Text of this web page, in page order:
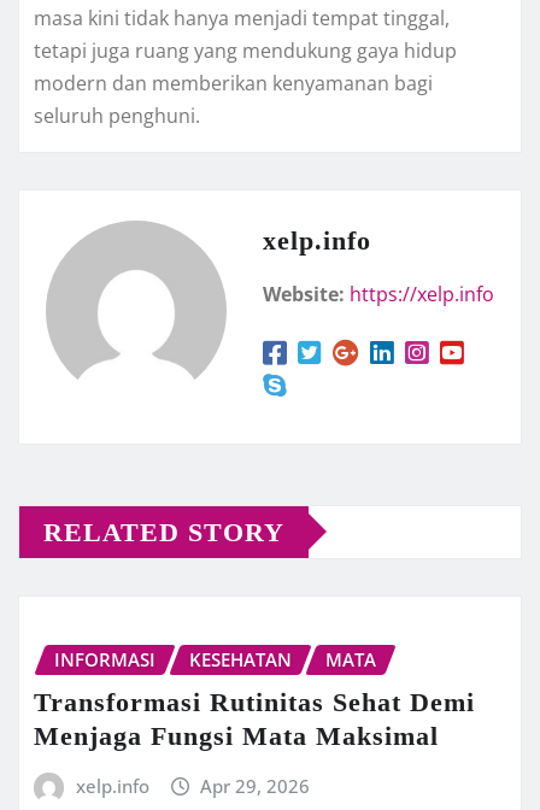
masa kini tidak hanya menjadi tempat tinggal,
tetapi juga ruang yang mendukung gaya hidup
modern dan memberikan kenyamanan bagi
seluruh penghuni.
xelp.info
Website: https://xelp.info
RELATED STORY
INFORMASI KESEHATAN MATA
Transformasi Rutinitas Sehat Demi
Menjaga Fungsi Mata Maksimal
xelp.info Apr 29, 2026